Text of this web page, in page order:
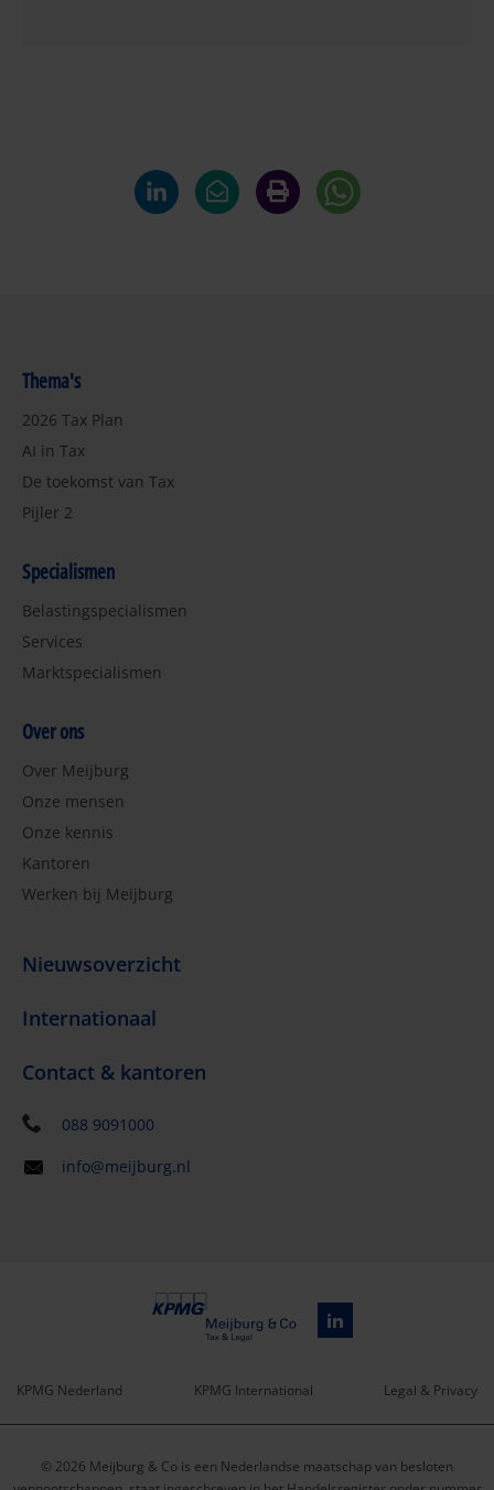
Thema's
2026 Tax Plan
AI in Tax
De toekomst van Tax
Pijler 2
Specialismen
Belastingspecialismen
Services
Marktspecialismen
Over ons
Over Meijburg
Onze mensen
Onze kennis
Kantoren
Werken bij Meijburg
Nieuwsoverzicht
Internationaal
Contact & kantoren
088 9091000
info@meijburg.nl
Service
KPMG Nederland KPMG International Legal & Privacy
© 2026 Meijburg & Co is een Nederlandse maatschap van besloten